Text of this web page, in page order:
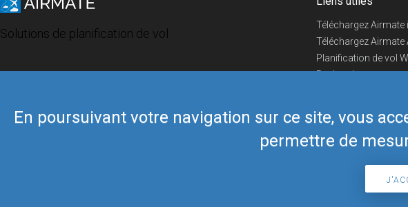
En poursuivant votre navigation sur ce site, vous
permettre de
Solutions de planification de vol
Téléchargez Airmate
Téléchargez Airmate
Planification de vol
Recherche
Boutique Airmate